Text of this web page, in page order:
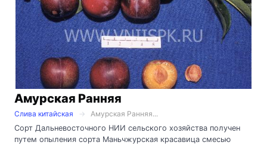
Амурская Ранняя
Слива китайская
Амурская Ранняя...
Сорт Дальневосточного НИИ сельского хозяйства получен
путем опыления сорта Маньчжурская красавица смесью